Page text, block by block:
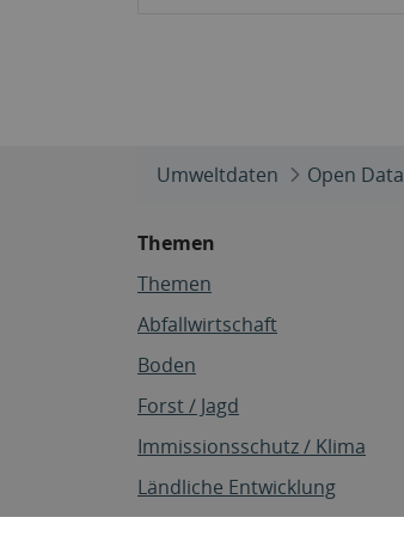
Umweltdaten Open Data
Themen
Themen
Abfallwirtschaft
Boden
Forst / Jagd
Immissionsschutz / Klima
Ländliche Entwicklung